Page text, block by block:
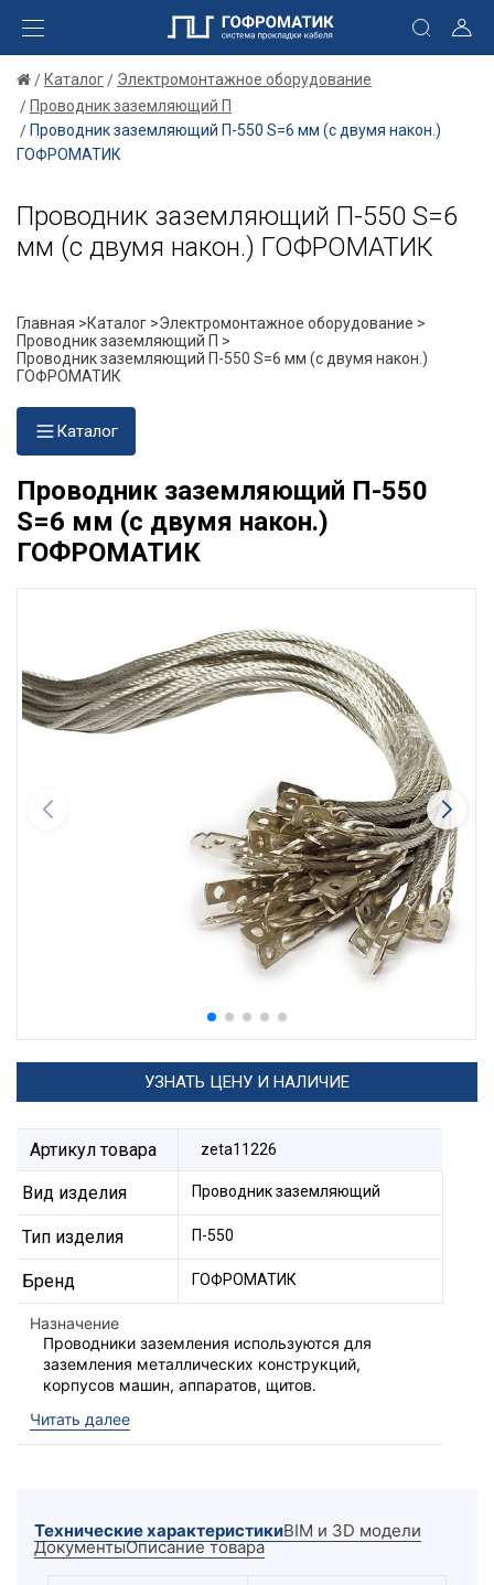
Каталог
Электромонтажное оборудование
Проводник заземляющий П
Проводник заземляющий П-550 S=6 мм (с двумя након.)
ГОФРОМАТИК
Проводник заземляющий П-550 S=6
мм (с двумя након.) ГОФРОМАТИК
Главная >Каталог >Электромонтажное оборудование >
Проводник заземляющий П >
Проводник заземляющий П-550 S=6 мм (с двумя након.)
ГОФРОМАТИК
Каталог
Проводник заземляющий П-550
S=6 мм (с двумя након.)
ГОФРОМАТИК
УЗНАТЬ ЦЕНУ И НАЛИЧИЕ
Артикул товара zeta11226
Вид изделия Проводник заземляющий
Тип изделия П-550
Бренд ГОФРОМАТИК
Назначение
Проводники заземления используются для
заземления металлических конструкций,
корпусов машин, аппаратов, щитов.
Проводник заземляющий
2
Читать далее
Технические характеристикиBIM и 3D модели
ДокументыОписание товара